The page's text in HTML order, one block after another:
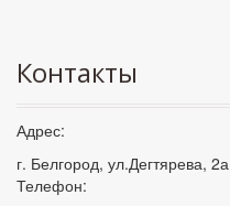
Контакты
Адрес:
г. Белгород, ул.Дегтярева, 2а
Телефон: